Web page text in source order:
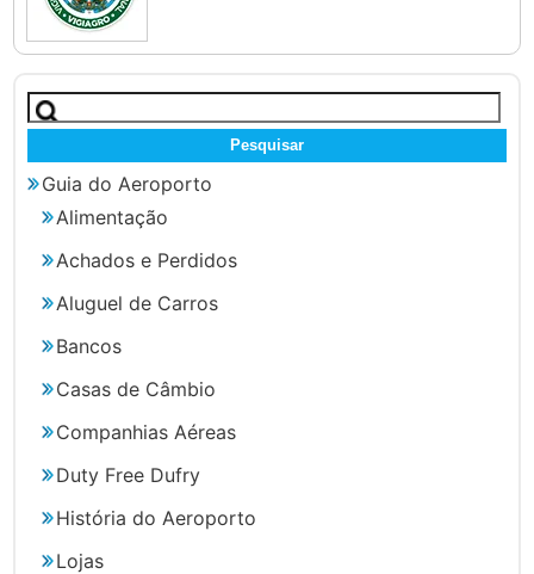
Pesquisar
por:
Guia do Aeroporto
Alimentação
Achados e Perdidos
Aluguel de Carros
Bancos
Casas de Câmbio
Companhias Aéreas
Duty Free Dufry
História do Aeroporto
Lojas